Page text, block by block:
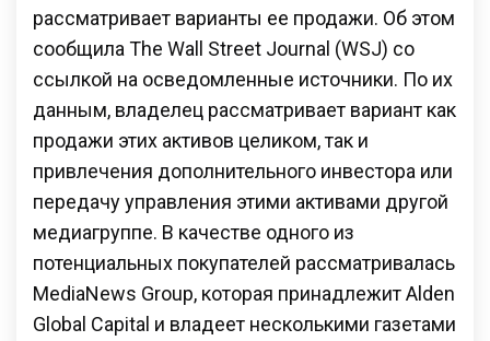
рассматривает варианты ее продажи. Об этом
сообщила The Wall Street Journal (WSJ) со
ссылкой на осведомленные источники. По их
данным, владелец рассматривает вариант как
продажи этих активов целиком, так и
привлечения дополнительного инвестора или
передачу управления этими активами другой
медиагруппе. В качестве одного из
потенциальных покупателей рассматривалась
MediaNews Group, которая принадлежит Alden
Global Capital и владеет несколькими газетами